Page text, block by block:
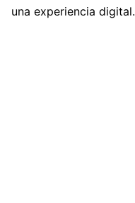
una experiencia digital.